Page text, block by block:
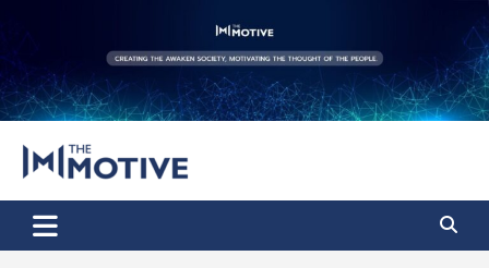
content
The Motive